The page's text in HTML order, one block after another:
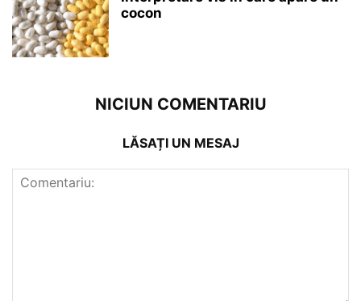
cocon
NICIUN COMENTARIU
LĂSAȚI UN MESAJ